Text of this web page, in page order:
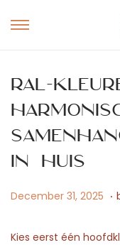
RAL-
in huis
P
s
December 31, 2025 A
r
.
Kies eerst één